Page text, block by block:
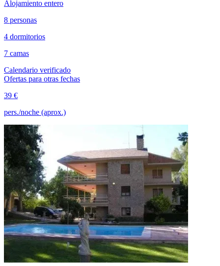
Alojamiento entero
8 personas
4 dormitorios
7 camas
Calendario verificado
Ofertas para otras fechas
39 €
pers./noche (aprox.)